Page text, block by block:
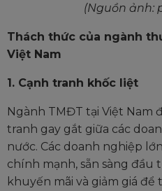
(Nguồn ảnh:
Thách thức của ngành
Việt Nam
1. Cạnh tranh khốc liệt
Ngành TMĐT tại Việt Nam
tranh gay gắt giữa các
nước. Các doanh nghiệp
chính mạnh, sẵn sàng đầu
khuyến mãi và giảm giá